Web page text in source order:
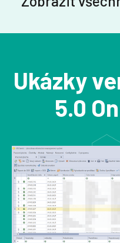
Ukázky
5.0